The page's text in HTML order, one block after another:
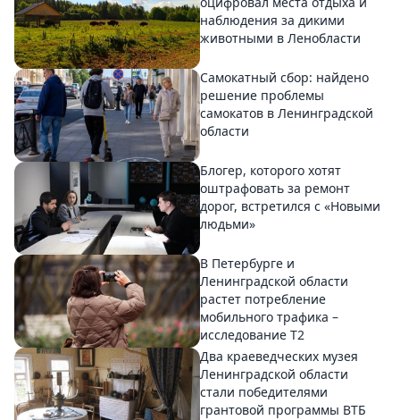
наблюдения за дикими
животными в Ленобласти
Самокатный сбор: найдено
решение проблемы
самокатов в Ленинградской
области
Блогер, которого хотят
оштрафовать за ремонт
дорог, встретился с «Новыми
людьми»
В Петербурге и
Ленинградской области
растет потребление
мобильного трафика –
исследование T2
Два краеведческих музея
Ленинградской области
стали победителями
грантовой программы ВТБ